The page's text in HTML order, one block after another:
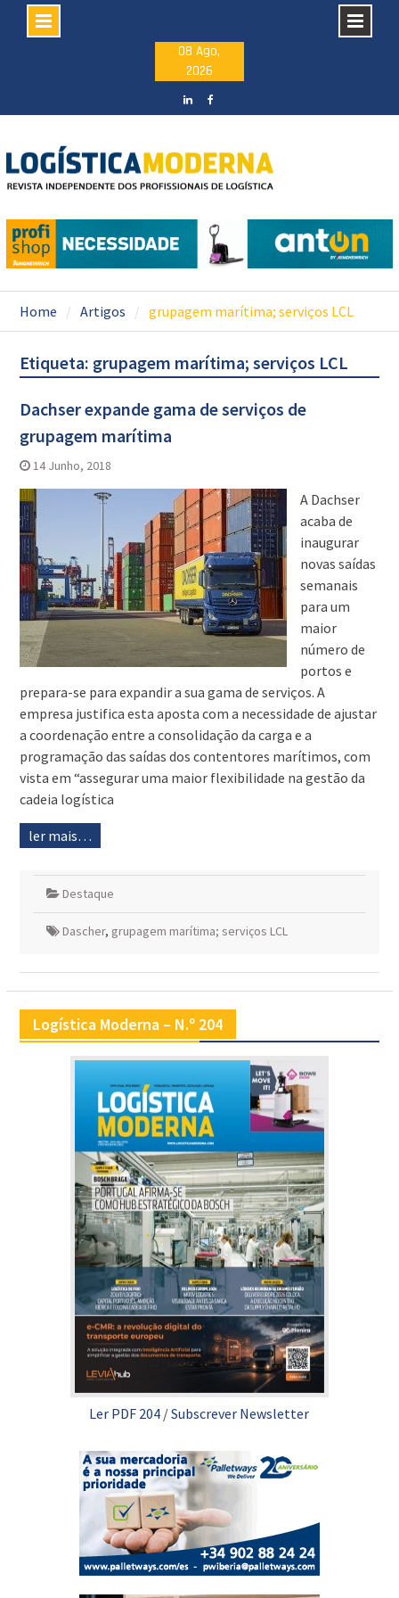
08 Ago,
2026
Home Artigos grupagem marítima; serviços LCL
Etiqueta: grupagem marítima; serviços LCL
Dachser expande gama de serviços de
grupagem marítima
14 Junho, 2018
A Dachser
acaba de
inaugurar
novas saídas
semanais
para um
maior
número de
portos e
prepara-se para expandir a sua gama de serviços. A
empresa justifica esta aposta com a necessidade de ajustar
a coordenação entre a consolidação da carga e a
programação das saídas dos contentores marítimos, com
vista em “assegurar uma maior flexibilidade na gestão da
cadeia logística
ler mais…
Destaque
Dascher, grupagem marítima; serviços LCL
Logística Moderna – N.º 204
Ler PDF 204 /Subscrever Newsletter